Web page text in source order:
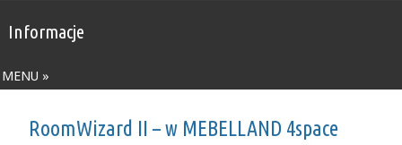
Informacje
MENU »
RoomWizard II – w MEBELLAND 4space